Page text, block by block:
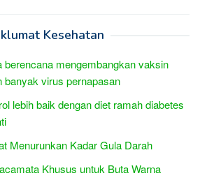
Kesehatan
berencana mengembangkan vaksin
banyak virus pernapasan
lebih baik dengan diet ramah diabetes
Menurunkan Kadar Gula Darah
Khusus untuk Buta Warna